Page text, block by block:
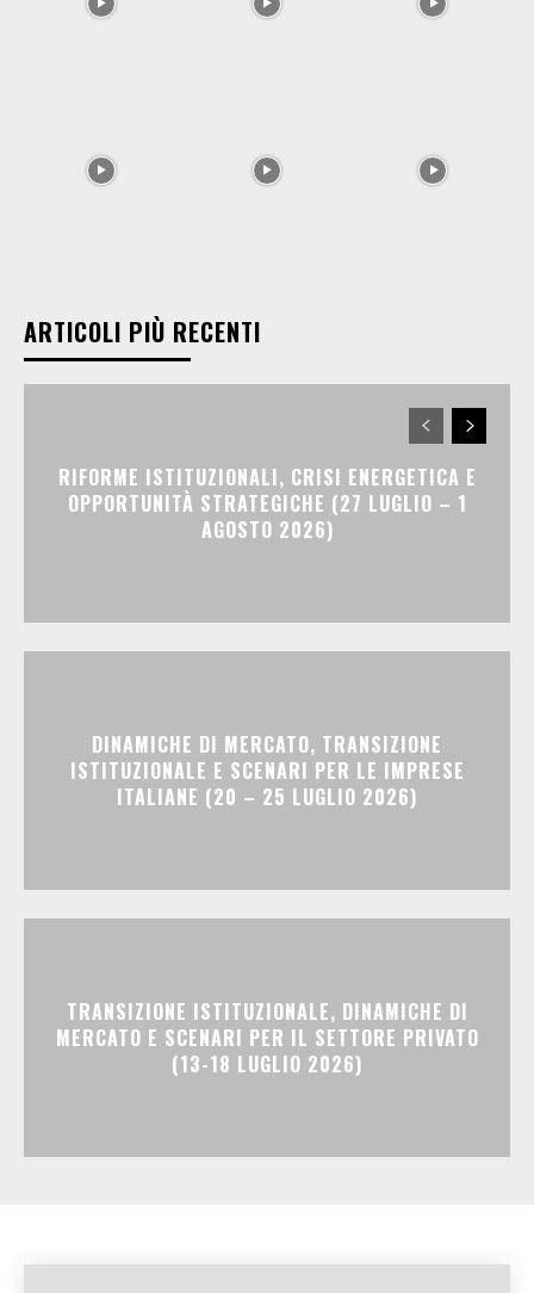
ARTICOLI PIÙ RECENTI
RIFORME ISTITUZIONALI, CRISI ENERGETICA E
OPPORTUNITÀ STRATEGICHE (27 LUGLIO – 1
AGOSTO 2026)
DINAMICHE DI MERCATO, TRANSIZIONE
ISTITUZIONALE E SCENARI PER LE IMPRESE
ITALIANE (20 – 25 LUGLIO 2026)
TRANSIZIONE ISTITUZIONALE, DINAMICHE DI
MERCATO E SCENARI PER IL SETTORE PRIVATO
(13-18 LUGLIO 2026)